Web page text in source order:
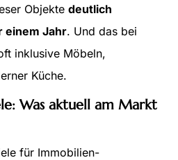
Objekte deutlich
einem Jahr. Und das bei
inklusive Möbeln,
Küche.
Was aktuell am Markt
für Immobilien-